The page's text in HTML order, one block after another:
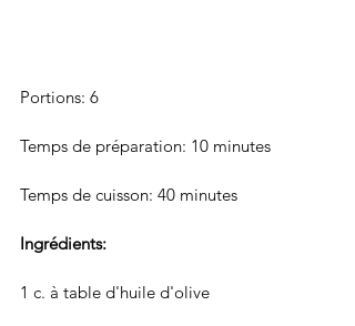
Portions: 6
Temps de préparation: 10 minutes
Temps de cuisson: 40 minutes
Ingrédients:
1 c. à table d'huile d'olive